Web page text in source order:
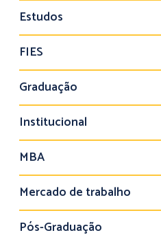
Estudos
FIES
Graduação
Institucional
MBA
Mercado de trabalho
Pós-Graduação